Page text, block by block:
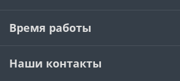
Время работы
Наши контакты